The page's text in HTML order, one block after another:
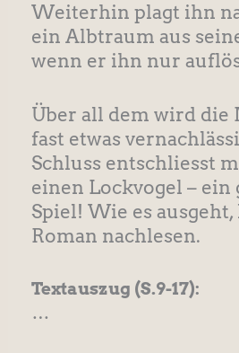
Weiterhin plagt ihn
ein Albtraum aus
wenn er ihn nur
Über all dem wird die
fast etwas
Schluss entschliesst
einen Lockvogel – ein
Spiel! Wie es
Roman nachlesen.
Textauszug (S.9-17):
…